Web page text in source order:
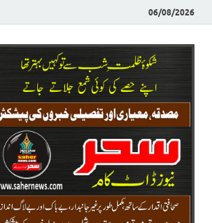
06/08/2026